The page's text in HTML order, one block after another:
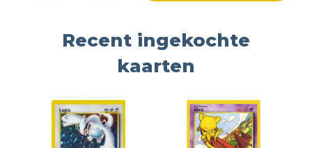
Recent ingekochte
kaarten